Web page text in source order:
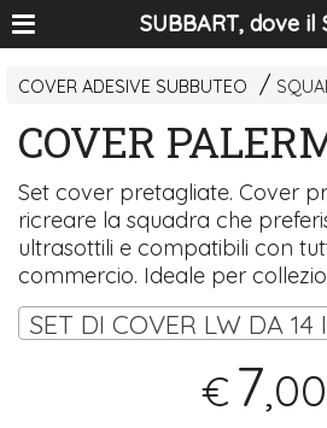
COVER ADESIVE SUBBUTEO
COVER
Set cover pretagliate. Cover
ricreare la squadra che
ultrasottili e compatibili con
commercio. Ideale per
SET DI COVER LW DA 14
€ 7,00